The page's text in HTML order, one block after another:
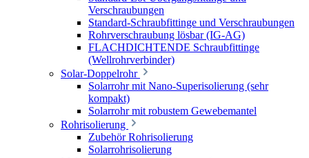
Verschraubungen
Standard-Schraubfittinge und Verschraubungen
Rohrverschraubung lösbar (IG-AG)
FLACHDICHTENDE Schraubfittinge
(Wellrohrverbinder)
Solar-Doppelrohr
Solarrohr mit Nano-Superisolierung (sehr
kompakt)
Solarrohr mit robustem Gewebemantel
Rohrisolierung
Zubehör Rohrisolierung
Solarrohrisolierung